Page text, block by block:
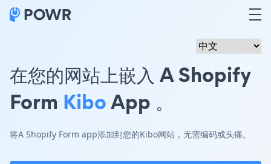
在您的网站上嵌入 A Shopify
Form KiboApp 。
将A Shopify Form app添加到您的Kibo网站，无需编码或头痛。